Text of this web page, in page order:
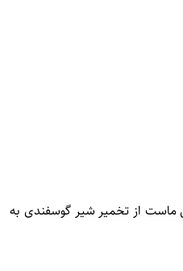
ماست از تخمیر شیر گوسفندی به